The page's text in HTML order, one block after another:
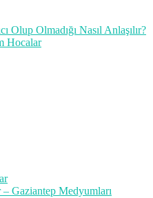
Olup Olmadığı Nasıl Anlaşılır?
Hocalar
Gaziantep Medyumları